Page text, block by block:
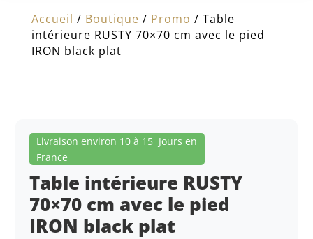
Accueil / Boutique / Promo / Table
intérieure RUSTY 70×70 cm avec le pied
IRON black plat
Livraison environ 10 à 15 Jours en
France
Table intérieure RUSTY
70×70 cm avec le pied
IRON black plat